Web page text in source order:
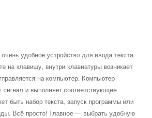
удобное устройство для ввода текста.
на клавишу, внутри клавиатуры возникает
на компьютер. Компьютер
сигнал и выполняет соответствующее
быть набор текста, запуск программы или
Всё просто! Главное — выбрать удобную